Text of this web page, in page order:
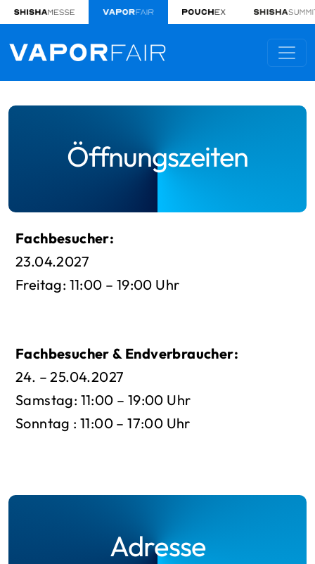
Fachbesucher:
23.04.2027
Freitag: 11:00 – 19:00 Uhr
Fachbesucher & Endverbraucher:
24. – 25.04.2027
Samstag: 11:00 – 19:00 Uhr
Sonntag : 11:00 – 17:00 Uhr
Öffnungszeiten
Adresse